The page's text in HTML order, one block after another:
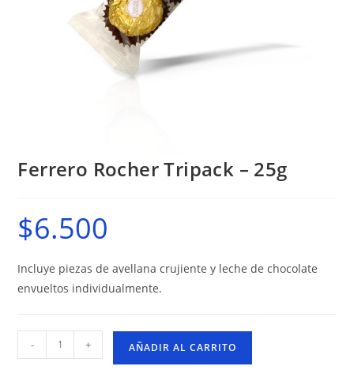
Ferrero Rocher Tripack – 25g
$6.500
Incluye piezas de avellana crujiente y leche de chocolate
envueltos individualmente.
Rocher
- + AÑADIR AL CARRITO